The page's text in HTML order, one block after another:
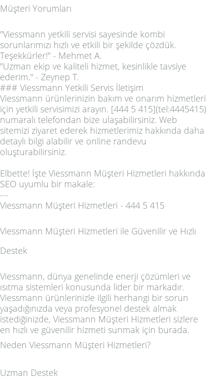
Müşteri Yorumları
"Viessmann yetkili servisi sayesinde kombi
sorunlarımızı hızlı ve etkili bir şekilde çözdük.
Teşekkürler!" - Mehmet A.
"Uzman ekip ve kaliteli hizmet, kesinlikle tavsiye
ederim." - Zeynep T.
### Viessmann Yetkili Servis İletişim
Viessmann ürünlerinizin bakım ve onarım hizmetleri
için yetkili servisimizi arayın. [444 5 415](tel:4445415)
numaralı telefondan bize ulaşabilirsiniz. Web
sitemizi ziyaret ederek hizmetlerimiz hakkında daha
detaylı bilgi alabilir ve online randevu
oluşturabilirsiniz.
Elbette! İşte Viessmann Müşteri Hizmetleri hakkında
SEO uyumlu bir makale:
---
Viessmann Müşteri Hizmetleri - 444 5 415
Viessmann Müşteri Hizmetleri ile Güvenilir ve Hızlı
Destek
Viessmann, dünya genelinde enerji çözümleri ve
ısıtma sistemleri konusunda lider bir markadır.
Viessmann ürünlerinizle ilgili herhangi bir sorun
yaşadığınızda veya profesyonel destek almak
istediğinizde, Viessmann Müşteri Hizmetleri sizlere
en hızlı ve güvenilir hizmeti sunmak için burada.
Neden Viessmann Müşteri Hizmetleri?
Uzman Destek